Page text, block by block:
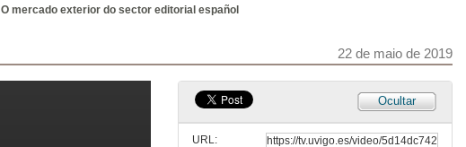
O mercado exterior do sector editorial español
22 de maio de 2019
Ocultar
URL: